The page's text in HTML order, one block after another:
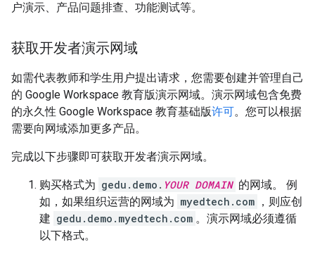
户演示、产品问题排查、功能测试等。
获取开发者演示网域
如需代表教师和学生用户提出请求，您需要创建并管理自己
的 Google Workspace 教育版演示网域。演示网域包含免费
的永久性 Google Workspace 教育基础版许可。您可以根据
需要向网域添加更多产品。
完成以下步骤即可获取开发者演示网域。
购买格式为 gedu.demo. YOUR DOMAIN 的网域。 例
如，如果组织运营的网域为 myedtech.com ，则应创
建 gedu.demo.myedtech.com 。演示网域必须遵循
以下格式。